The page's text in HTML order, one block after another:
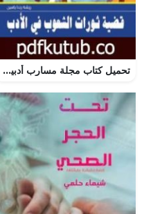
تحميل كتاب مجلة مسارب أدبية – العدد 3 PDF تأليف مسارب أدبية مجانا [كامل]